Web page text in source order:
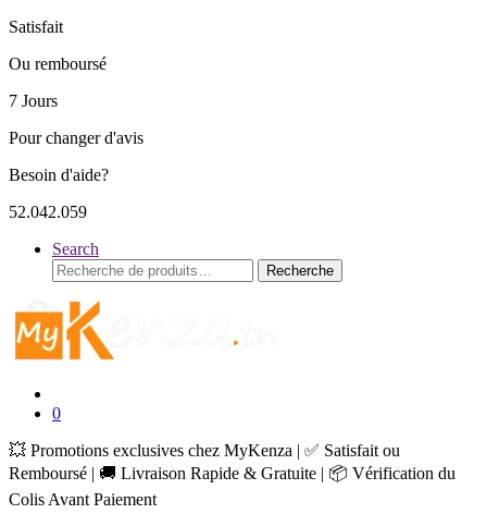
Satisfait
Ou remboursé
7 Jours
Pour changer d'avis
Besoin d'aide?
52.042.059
Search
Recherche
pour :
Recherche
0
💥 Promotions exclusives chez MyKenza | ✅ Satisfait ou
Remboursé | 🚚 Livraison Rapide & Gratuite | 📦 Vérification du
Colis Avant Paiement